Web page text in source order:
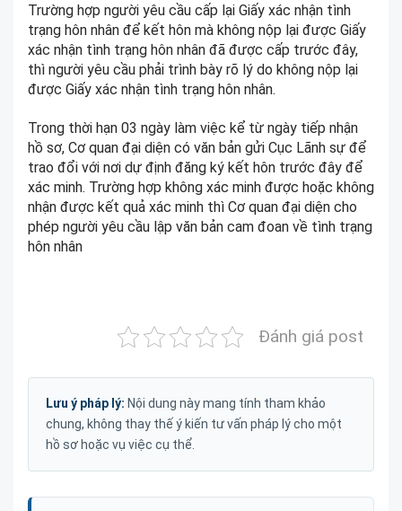
Trường hợp người yêu cầu cấp lại Giấy xác nhận tình
trạng hôn nhân để kết hôn mà không nộp lại được Giấy
xác nhận tình trạng hôn nhân đã được cấp trước đây,
thì người yêu cầu phải trình bày rõ lý do không nộp lại
được Giấy xác nhận tình trạng hôn nhân.
Trong thời hạn 03 ngày làm việc kể từ ngày tiếp nhận
hồ sơ, Cơ quan đại diện có văn bản gửi Cục Lãnh sự để
trao đổi với nơi dự định đăng ký kết hôn trước đây để
xác minh. Trường hợp không xác minh được hoặc không
nhận được kết quả xác minh thì Cơ quan đại diện cho
phép người yêu cầu lập văn bản cam đoan về tình trạng
hôn nhân
Đánh giá post
Lưu ý pháp lý: Nội dung này mang tính tham khảo
chung, không thay thế ý kiến tư vấn pháp lý cho một
hồ sơ hoặc vụ việc cụ thể.